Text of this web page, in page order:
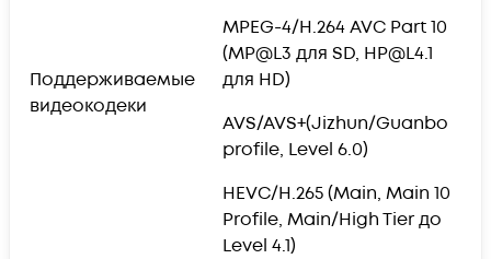
Поддерживаемые
видеокодеки
MPEG-4/H.264 AVC Part 10
(MP@L3 для SD, HP@L4.1
для HD)
AVS/AVS+(Jizhun/Guanbo
profile, Level 6.0)
HEVC/H.265 (Main, Main 10
Profile, Main/High Tier до
Level 4.1)